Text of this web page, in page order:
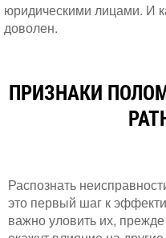
юридическими лицами. И
доволен.
ПРИЗНАКИ
Распознать
это первый шаг к
важно уловить их,